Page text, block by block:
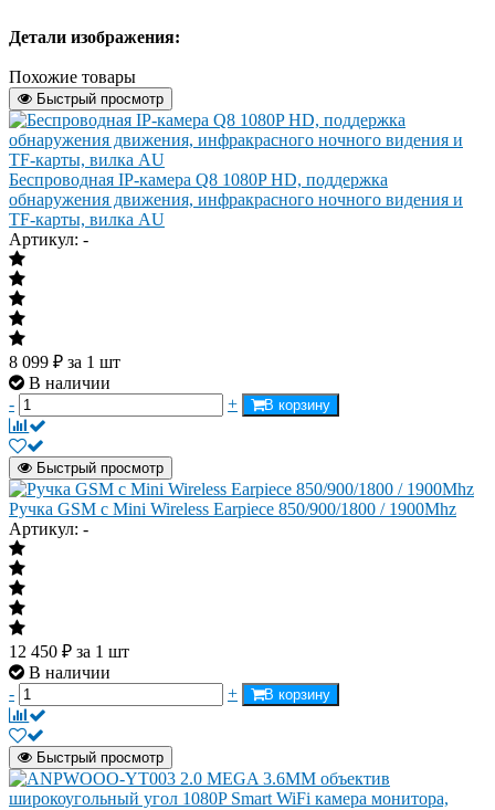
Детали изображения:
Похожие товары
Быстрый просмотр
Беспроводная IP-камера Q8 1080P HD, поддержка
обнаружения движения, инфракрасного ночного видения и
TF-карты, вилка AU
Артикул: -
8 099 ₽ за 1 шт
В наличии
-
+ В корзину
Быстрый просмотр
Ручка GSM с Mini Wireless Earpiece 850/900/1800 / 1900Mhz
Артикул: -
12 450 ₽ за 1 шт
В наличии
-
+ В корзину
Быстрый просмотр